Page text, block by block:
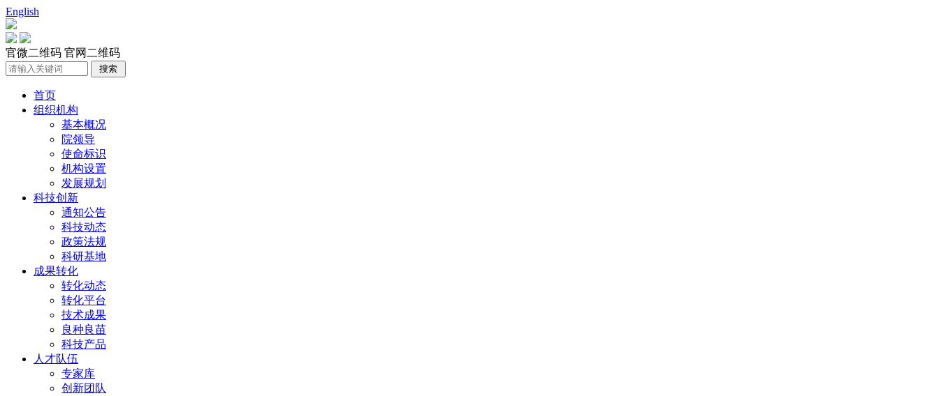
English
官微二维码 官网二维码
首页
组织机构
基本概况
院领导
使命标识
机构设置
发展规划
科技创新
通知公告
科技动态
政策法规
科研基地
成果转化
转化动态
转化平台
技术成果
良种良苗
科技产品
人才队伍
专家库
创新团队